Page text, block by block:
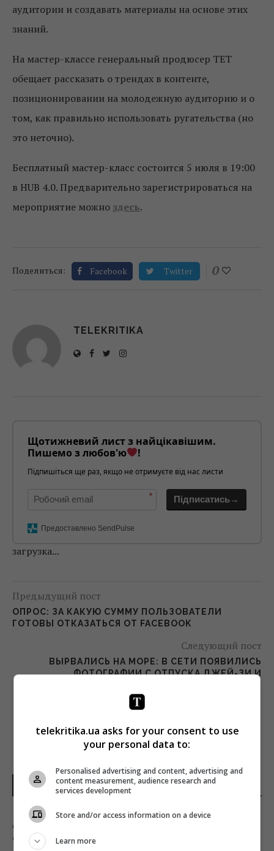
аудитории и создавать материалы на основе этих
знаний.
На мастер-классе генеральный продюсер TET
обещает рассказать о трендах в контенте,
позиционировании на молодежную аудиторию и о
том, как правильно использовать ругательства (но
это неточно).
Бесплатный мастер-класс состоится 5 июля в 19:00
в HUB 4.0. Предварительно зарегистрироваться на
мероприятие можно здесь.
Поделиться: Facebook Twitter 0
TELEKRITIKA
Щотижневий лист з найцікавішим.
Пишемо з любов'ю
!
Підпишіться ще раз, якщо не отримуєте від нас листи
* Підписатись→
Предоставлено SendPulse
загрузка...
Предыдущий пост
ОПРОС: ЗА КАКУЮ СУММУ ПОЛЬЗОВАТЕЛИ
ГОТОВЫ ОТКАЗАТЬСЯ ОТ FACEBOOK
Следующий пост
ВЫРВАЛИСЬ НА МОРЕ: В СЕТИ ПОЯВИЛИСЬ
ФОТОГРАФИИ С ОТПУСКА ДЖЕЙ-ЗИ И
НОВОСТИ УКРАИНЫ
Дерзкие удары Украины по России могут
сыграть на руку Путину, - The Times
telekritika.ua asks for your consent to use
your personal data to:
Personalised advertising and content, advertising and
content measurement, audience research and
services development
Store and/or access information on a device
Learn more